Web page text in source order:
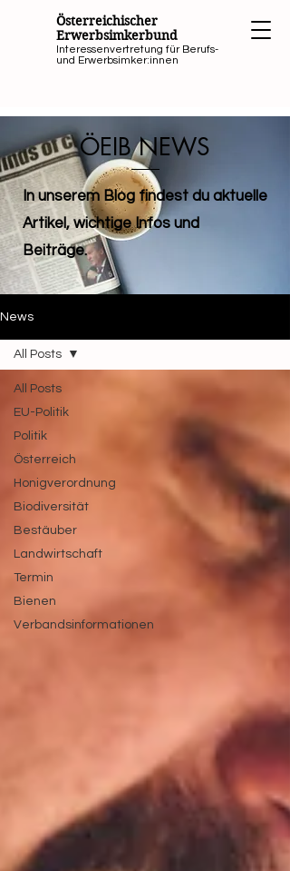
Österreichischer
Erwerbsimkerbund
Interessenvertretung für Berufs-
und Erwerbsimker:innen
ÖEIB NEWS
In unserem Blog findest du aktuelle
Artikel, wichtige Infos und
Beiträge.
News
All Posts
EU-Politik
Politik
Österreich
Honigverordnung
Biodiversität
Bestäuber
Landwirtschaft
Termin
Bienen
Verbandsinformationen
All Posts